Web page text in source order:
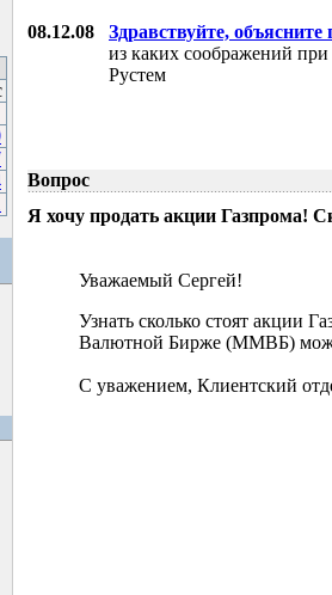
08.12.08
Здравствуйте, объясните
из каких соображений
Рустем
Вопрос
Я хочу продать акции Газпрома!
Уважаемый Сергей!
Узнать сколько стоят акции
Валютной Бирже (ММВБ)
С уважением, Клиентский